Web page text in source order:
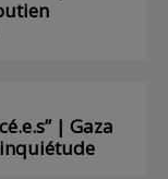
| Gaza